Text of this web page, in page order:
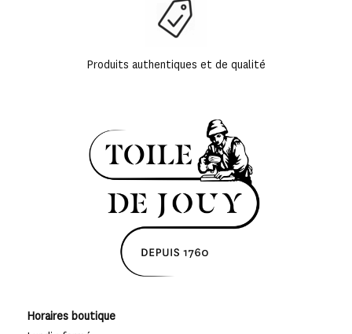
Produits authentiques et de qualité
Horaires boutique